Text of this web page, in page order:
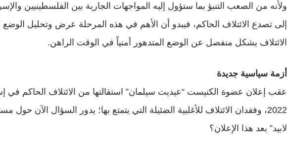
ولأنه من الصعب التنبؤ بما ستؤول إليه المواجهات الجارية بين الفلسطينيين
إلى تصدع الائتلاف الحاكم، فيبدو أن الأهم في هذه المرحلة عرض وتحليل
الائتلاف بشكل منفصل عن الوضع المتدهور أمنياً في الوقت الراهن.
أزمة سياسية جديدة
2022، وفقدان الائتلاف للأغلبية الضئيلة التي يتمتع بها؛ يدور السؤال الآن
لابيد” بعد هذا الإعلان؟